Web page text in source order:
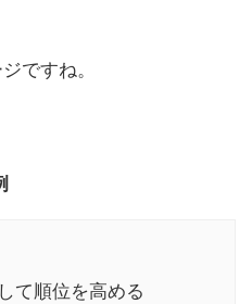
ですね。
て順位を高める